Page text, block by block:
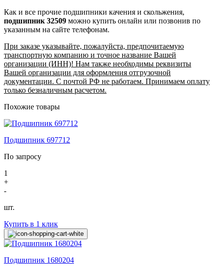
Как и все прочие подшипники качения и скольжения,
подшипник 32509 можно купить онлайн или позвонив по
указанным на сайте телефонам.
При заказе указывайте, пожалуйста, предпочитаемую
транспортную компанию и точное название Вашей
организации (ИНН)! Нам также необходимы реквизиты
Вашей организации для оформления отгрузочной
документации. С почтой РФ не работаем. Принимаем оплату
только безналичным расчетом.
Похожие товары
Подшипник 697712
По запросу
1
+
-
шт.
Купить в 1 клик
Подшипник 1680204